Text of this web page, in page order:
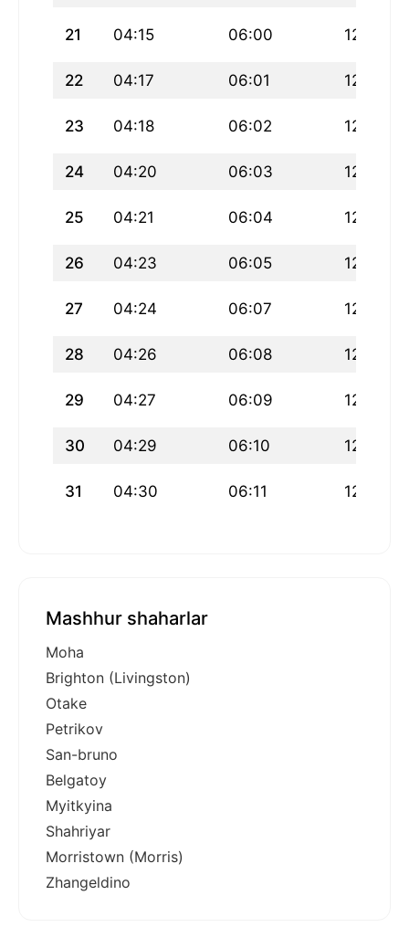
21 04:15 06:00 12:50
22 04:17 06:01 12:50
23 04:18 06:02 12:49
24 04:20 06:03 12:49
25 04:21 06:04 12:49
26 04:23 06:05 12:49
27 04:24 06:07 12:48
28 04:26 06:08 12:48
29 04:27 06:09 12:48
30 04:29 06:10 12:47
31 04:30 06:11 12:47
Mashhur shaharlar
Moha
Brighton (Livingston)
Otake
Petrikov
San-bruno
Belgatoy
Myitkyina
Shahriyar
Morristown (Morris)
Zhangeldino